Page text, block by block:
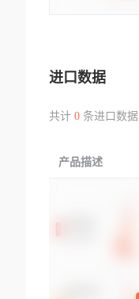
进口数据
共计 0条进口数据
产品描述